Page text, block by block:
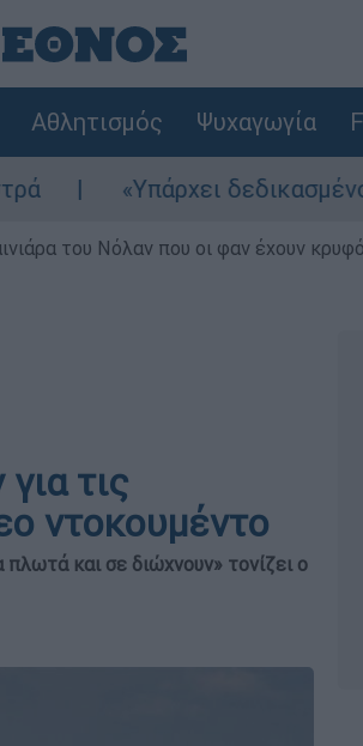
Αθλητισμός Ψυχαγωγία
«Υπάρχει δεδικασμένο
του Νόλαν που οι φαν έχουν
τις
ντοκουμέντο
και σε διώχνουν» τονίζει ο